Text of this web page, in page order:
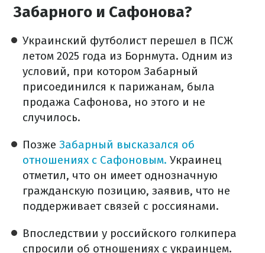
Забарного и Сафонова?
Украинский футболист перешел в ПСЖ
летом 2025 года из Борнмута. Одним из
условий, при котором Забарный
присоединился к парижанам, была
продажа Сафонова, но этого и не
случилось.
Позже Забарный высказался об
отношениях с Сафоновым. Украинец
отметил, что он имеет однозначную
гражданскую позицию, заявив, что не
поддерживает связей с россиянами.
Впоследствии у российского голкипера
спросили об отношениях с украинцем.